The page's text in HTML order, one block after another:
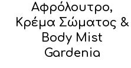
Αφρόλουτρο,
Κρέμα Σώματος &
Body Mist
Gardenia